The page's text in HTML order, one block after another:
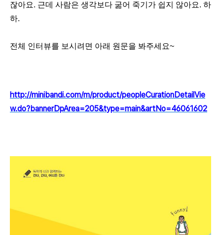
잖아요. 근데 사람은 생각보다 굶어 죽기가 쉽지 않아요. 하
하.
전체 인터뷰를 보시려면 아래 원문을 봐주세요~
http://minibandi.com/m/product/peopleCurationDetailVie
w.do?bannerDpArea=205&type=main&artNo=46061602